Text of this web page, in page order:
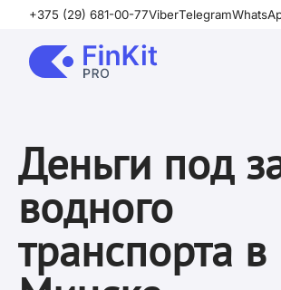
+375 (29) 681-00-77ViberTelegram
Деньги под
водного
транспорта в